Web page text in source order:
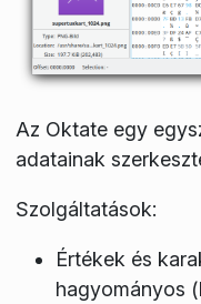
Az Oktate egy
adatainak
Szolgáltatások:
Értékek és
hagyományos